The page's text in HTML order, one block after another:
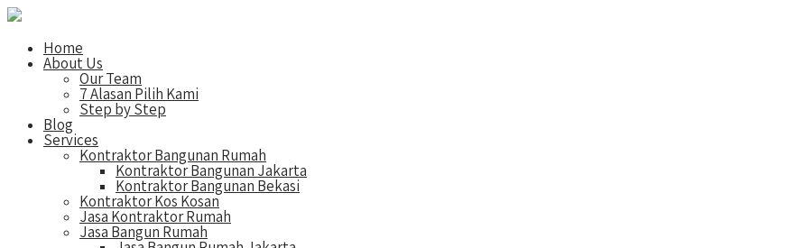
Home
About Us
Our Team
7 Alasan Pilih Kami
Step by Step
Blog
Services
Kontraktor Bangunan Rumah
Kontraktor Bangunan Jakarta
Kontraktor Bangunan Bekasi
Kontraktor Kos Kosan
Jasa Kontraktor Rumah
Jasa Bangun Rumah